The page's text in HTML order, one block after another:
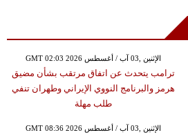
GMT 02:03 2026 الإثنين ,03 آب / أغسطس
ترامب يتحدث عن اتفاق مرتقب بشأن مضيق
هرمز والبرنامج النووي الإيراني وطهران تنفي
طلب مهلة
GMT 08:36 2026 الإثنين ,03 آب / أغسطس